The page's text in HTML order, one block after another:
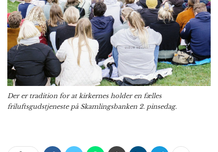
Der er tradition for at kirkernes holder en fælles
friluftsgudstjeneste på Skamlingsbanken 2. pinsedag.